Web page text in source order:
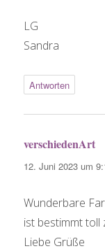
LG
Sandra
Antworten
verschiedenArt
12. Juni 2023 um
Wunderbare
ist bestimmt toll
Liebe Grüße